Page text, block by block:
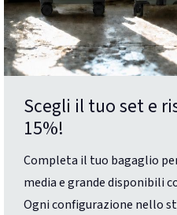
Scegli il tuo set e
15%!
Completa il tuo bagaglio
media e grande disponibili
Ogni configurazione nello